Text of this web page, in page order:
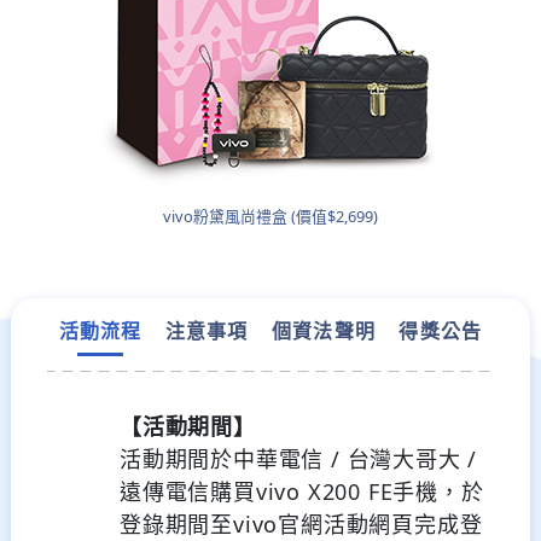
vivo粉黛風尚禮盒 (價值$2,699)
活動流程 注意事項 個資法聲明 得獎公告
【活動期間】
活動期間於中華電信 / 台灣大哥大 /
遠傳電信購買vivo X200 FE手機，於
登錄期間至vivo官網活動網頁完成登